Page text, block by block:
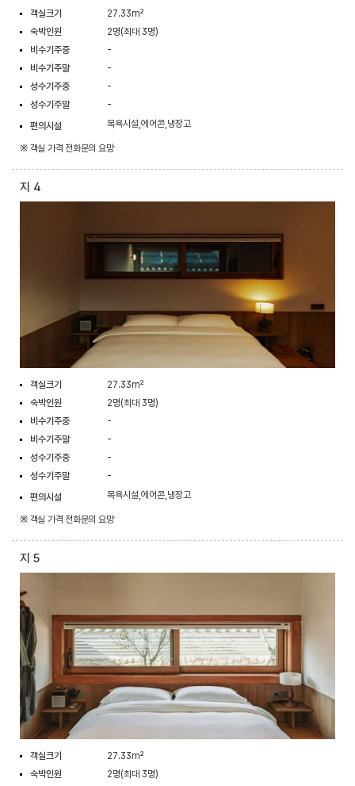
객실크기
27.33m²
숙박인원
2명(최대 3명)
비수기주중
-
비수기주말
-
성수기주중
-
성수기주말
-
편의시설
목욕시설,에어콘,냉장고
※ 객실 가격 전화문의 요망
지 4
객실크기
27.33m²
숙박인원
2명(최대 3명)
비수기주중
-
비수기주말
-
성수기주중
-
성수기주말
-
편의시설
목욕시설,에어콘,냉장고
※ 객실 가격 전화문의 요망
지 5
객실크기
27.33m²
숙박인원
2명(최대 3명)